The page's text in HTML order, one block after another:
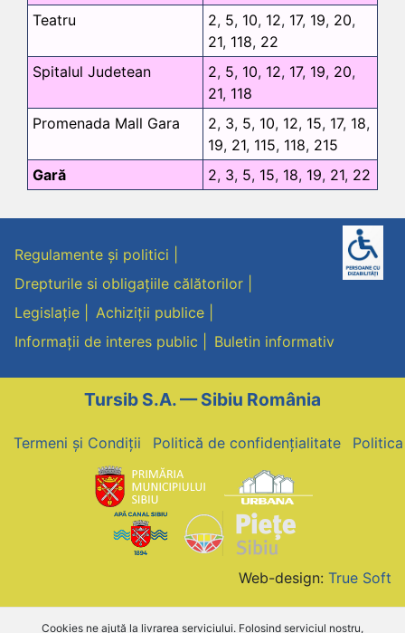
Teatru
2, 5, 10, 12, 17, 19, 20,
21, 118, 22
Spitalul Judetean
2, 5, 10, 12, 17, 19, 20,
21, 118
Promenada Mall Gara
2, 3, 5, 10, 12, 15, 17, 18,
19, 21, 115, 118, 215
Gară
2, 3, 5, 15, 18, 19, 21, 22
Regulamente și politici
Drepturile si obligațiile călătorilor
Legislație
Achiziții publice
Informații de interes public
Buletin informativ
Tursib S.A. — Sibiu România
Termeni și Condiții Politică de confidențialitate
Web-design: True Soft
Cookies ne ajută la livrarea serviciului. Folosind serviciul nostru,